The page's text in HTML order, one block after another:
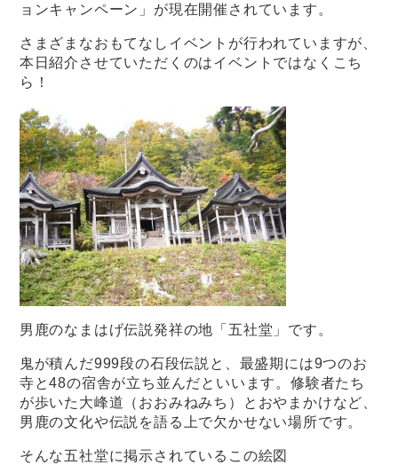
ョンキャンペーン」が現在開催されています。
さまざまなおもてなしイベントが行われていますが、
本日紹介させていただくのはイベントではなくこち
ら！
男鹿のなまはげ伝説発祥の地「五社堂」です。
鬼が積んだ999段の石段伝説と、最盛期には9つのお
寺と48の宿舎が立ち並んだといいます。修験者たち
が歩いた大峰道（おおみねみち）とおやまかけなど、
男鹿の文化や伝説を語る上で欠かせない場所です。
そんな五社堂に掲示されているこの絵図